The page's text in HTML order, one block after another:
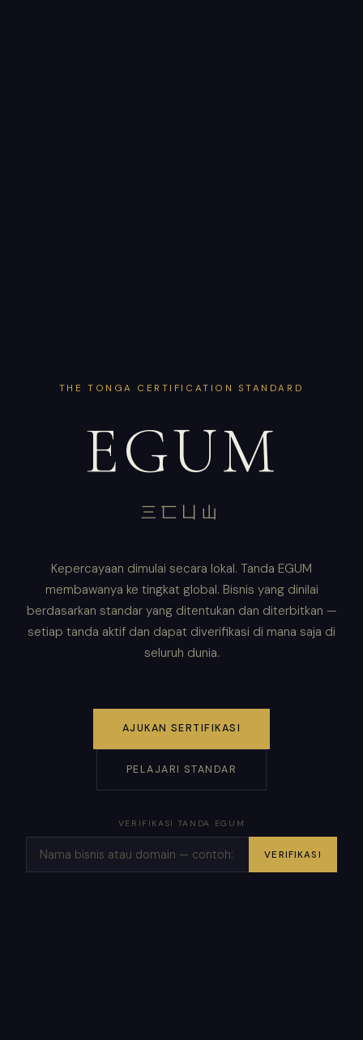
THE TONGA CERTIFICATION STANDARD
EGUM
三匸凵山
Kepercayaan dimulai secara lokal. Tanda EGUM
membawanya ke tingkat global. Bisnis yang dinilai
berdasarkan standar yang ditentukan dan diterbitkan —
setiap tanda aktif dan dapat diverifikasi di mana saja di
seluruh dunia.
AJUKAN SERTIFIKASI
PELAJARI STANDAR
VERIFIKASI TANDA EGUM
VERIFIKASI